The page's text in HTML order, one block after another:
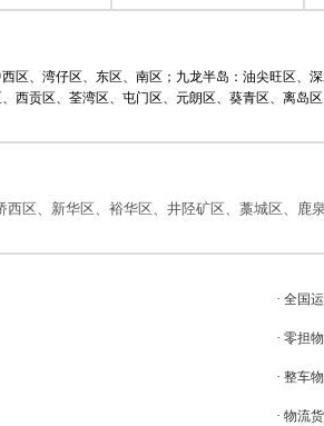
区、湾仔区、东区、南区；九龙半岛：油尖旺区、
、西贡区、荃湾区、屯门区、元朗区、葵青区、离岛区
西区、新华区、裕华区、井陉矿区、藁城区、鹿
· 全国
· 零担
· 整车
· 物流